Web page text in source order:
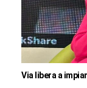
Via libera a